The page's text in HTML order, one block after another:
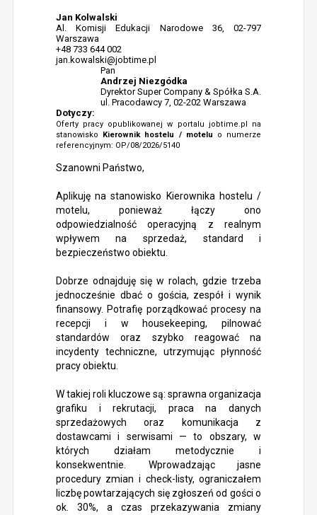
Jan Kolwalski
Al. Komisji Edukacji Narodowe 36, 02-797
Warszawa
+48 733 644 002
jan.kowalski@jobtime.pl
Pan
Andrzej Niezgódka
Dyrektor Super Company & Spółka S.A.
ul. Pracodawcy 7, 02-202 Warszawa
Dotyczy:
Oferty pracy opublikowanej w portalu jobtime.pl na
stanowisko Kierownik hostelu / motelu o numerze
referencyjnym: OP/08/2026/5140
Szanowni Państwo,
Aplikuję na stanowisko Kierownika hostelu /
motelu, ponieważ łączy ono
odpowiedzialność operacyjną z realnym
wpływem na sprzedaż, standard i
bezpieczeństwo obiektu.
Dobrze odnajduję się w rolach, gdzie trzeba
jednocześnie dbać o gościa, zespół i wynik
finansowy. Potrafię porządkować procesy na
recepcji i w housekeeping, pilnować
standardów oraz szybko reagować na
incydenty techniczne, utrzymując płynność
pracy obiektu.
W takiej roli kluczowe są: sprawna organizacja
grafiku i rekrutacji, praca na danych
sprzedażowych oraz komunikacja z
dostawcami i serwisami — to obszary, w
których działam metodycznie i
konsekwentnie. Wprowadzając jasne
procedury zmian i check-listy, ograniczałem
liczbę powtarzających się zgłoszeń od gości o
ok. 30%, a czas przekazywania zmiany